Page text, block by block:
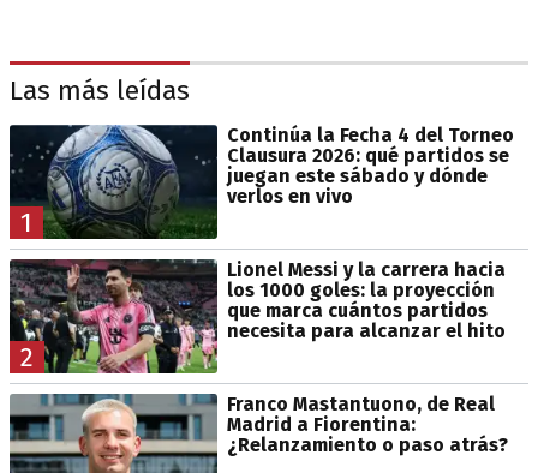
Las más leídas
1
Continúa la Fecha 4 del Torneo
Clausura 2026: qué partidos se
juegan este sábado y dónde
verlos en vivo
2
Lionel Messi y la carrera hacia
los 1000 goles: la proyección
que marca cuántos partidos
necesita para alcanzar el hito
Franco Mastantuono, de Real
Madrid a Fiorentina:
¿Relanzamiento o paso atrás?